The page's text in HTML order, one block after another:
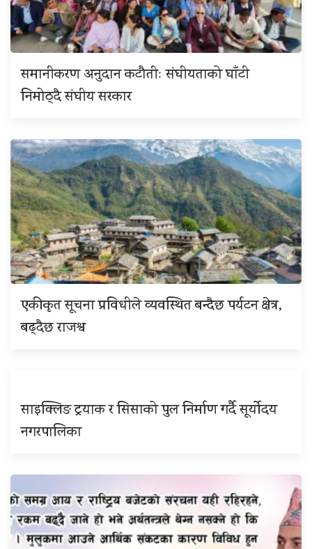
समानीकरण अनुदान कटौतीः संघीयताको घाँटी
निमोठ्दै संघीय सरकार
एकीकृत सूचना प्रविधीले व्यवस्थित बन्दैछ पर्यटन क्षेत्र,
बढ्दैछ राजश्व
साइक्लिङ ट्रयाक र सिसाको पुल निर्माण गर्दै सूर्योदय
नगरपालिका